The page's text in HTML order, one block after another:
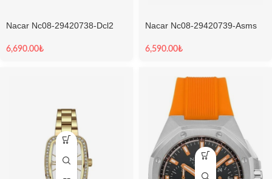
Nacar Nc08-29420738-Dcl2
6,690.00₺
Nacar Nc08-29420739-Asms
6,590.00₺